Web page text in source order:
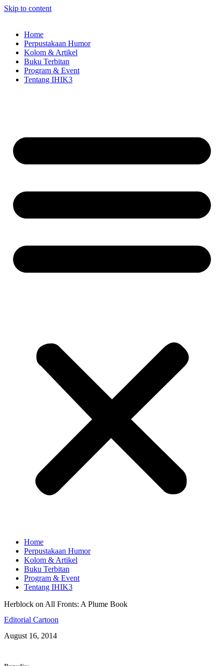
Skip to content
Home
Perpustakaan Humor
Kolom & Artikel
Buku Terbitan
Program & Event
Tentang IHIK3
Home
Perpustakaan Humor
Kolom & Artikel
Buku Terbitan
Program & Event
Tentang IHIK3
Herblock on All Fronts: A Plume Book
Editorial Cartoon
August 16, 2014